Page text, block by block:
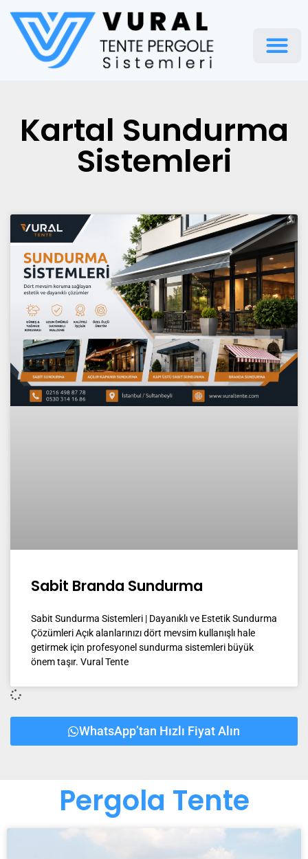
Kartal Sundurma
Sistemleri
Sabit Branda Sundurma
Sabit Sundurma Sistemleri | Dayanıklı ve Estetik Sundurma
Çözümleri Açık alanlarınızı dört mevsim kullanışlı hale
getirmek için profesyonel sundurma sistemleri büyük
önem taşır. Vural Tente
WhatsApp’tan Hızlı Fiyat Alın
Pergola Tente